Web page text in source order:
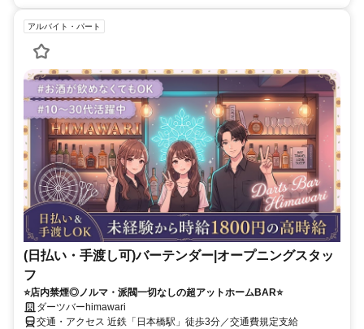
アルバイト・パート
(日払い・手渡し可)バーテンダー|オープニングスタッ
フ
⭐店内禁煙◎ノルマ・派閥一切なしの超アットホームBAR⭐
ダーツバーhimawari
交通・アクセス 近鉄「日本橋駅」徒歩3分／交通費規定支給